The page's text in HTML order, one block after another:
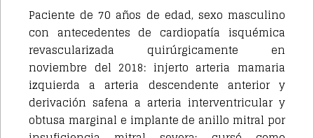
Paciente de 70 años de edad, sexo masculino
con antecedentes de cardiopatía isquémica
revascularizada quirúrgicamente en
noviembre del 2018: injerto arteria mamaria
izquierda a arteria descendente anterior y
derivación safena a arteria interventricular y
obtusa marginal e implante de anillo mitral por